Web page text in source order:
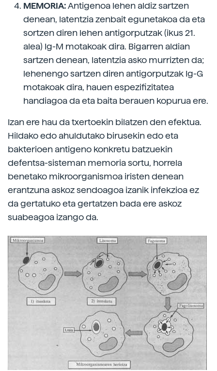
MEMORIA:Antigenoa lehen aldiz sartzen
denean, latentzia zenbait egunetakoa da eta
sortzen diren lehen antigorputzak (ikus 21.
alea) Ig-M motakoak dira. Bigarren aldian
sartzen denean, latentzia asko murrizten da;
lehenengo sartzen diren antigorputzak Ig-G
motakoak dira, hauen espezifizitatea
handiagoa da eta baita berauen kopurua ere.
Izan ere hau da txertoekin bilatzen den efektua.
Hildako edo ahuldutako birusekin edo eta
bakterioen antigeno konkretu batzuekin
defentsa-sisteman memoria sortu, horrela
benetako mikroorganismoa iristen denean
erantzuna askoz sendoagoa izanik infekzioa ez
da gertatuko eta gertatzen bada ere askoz
suabeagoa izango da.